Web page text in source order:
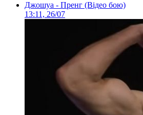
Джошуа - Пренг (Відео бою)
13:11, 26/07